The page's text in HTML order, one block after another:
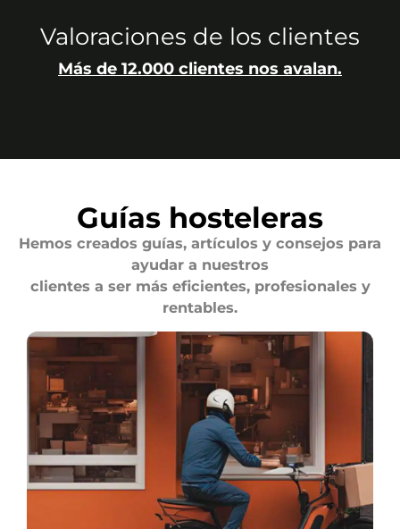
Valoraciones de los clientes
Más de 12.000 clientes nos avalan.
Guías hosteleras
Hemos creados guías, artículos y consejos para
ayudar a nuestros
clientes a ser más eficientes, profesionales y
rentables.